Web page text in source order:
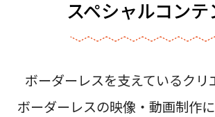
スペシャルコンテ
ボーダーレスを支えているクリ
ボーダーレスの映像・動画制作